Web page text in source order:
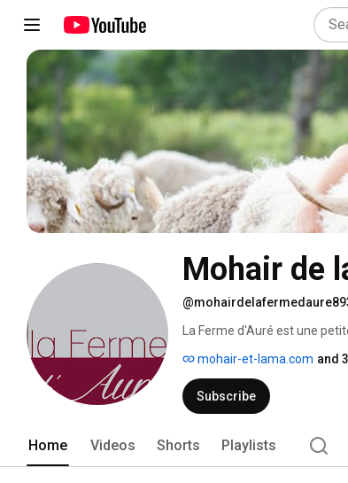
Mohair de
La Ferme d'Auré est une
mohair-et-lama.com and
Subscribe
Home Videos Shorts Playlists